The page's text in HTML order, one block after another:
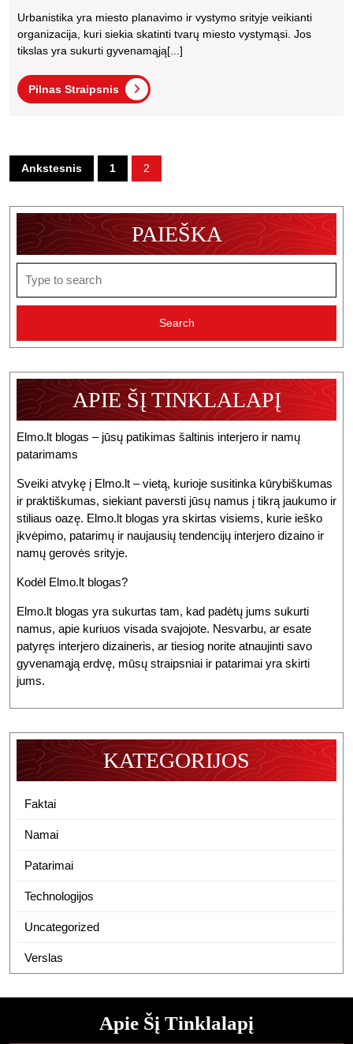
Yra
Ir
Kodėl
Tai
Urbanistika yra miesto planavimo ir vystymo srityje veikianti
organizacija, kuri siekia skatinti tvarų miesto vystymąsi. Jos
tikslas yra sukurti gyvenamąją[...]
Pilnas Straipsnis
Pilnas
Straipsnis
Įrašų
puslapiavimas
Ankstesnis 1 2
PAIEŠKA
for:
APIE ŠĮ TINKLALAPĮ
Elmo.lt blogas – jūsų patikimas šaltinis interjero ir namų
patarimams
Sveiki atvykę į Elmo.lt – vietą, kurioje susitinka kūrybiškumas
ir praktiškumas, siekiant paversti jūsų namus į tikrą jaukumo ir
stiliaus oazę. Elmo.lt blogas yra skirtas visiems, kurie ieško
įkvėpimo, patarimų ir naujausių tendencijų interjero dizaino ir
namų gerovės srityje.
Kodėl Elmo.lt blogas?
Elmo.lt blogas yra sukurtas tam, kad padėtų jums sukurti
namus, apie kuriuos visada svajojote. Nesvarbu, ar esate
patyręs interjero dizaineris, ar tiesiog norite atnaujinti savo
gyvenamąją erdvę, mūsų straipsniai ir patarimai yra skirti
jums.
KATEGORIJOS
Faktai
Namai
Patarimai
Technologijos
Uncategorized
Verslas
Apie Šį Tinklalapį